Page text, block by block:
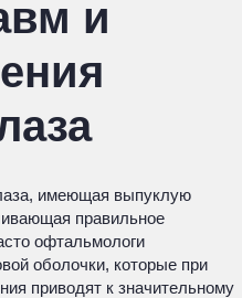
и
имеющая выпуклую
правильное
офтальмологи
оболочки, которые при
приводят к значительному